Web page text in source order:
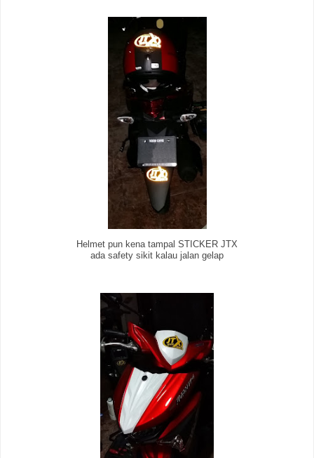
Helmet pun kena tampal STICKER JTX
ada safety sikit kalau jalan gelap